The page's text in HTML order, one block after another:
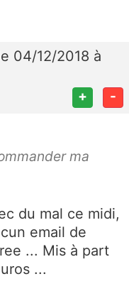
04/12/2018 à
+ -
ma
du mal ce midi,
email de
... Mis à part
...